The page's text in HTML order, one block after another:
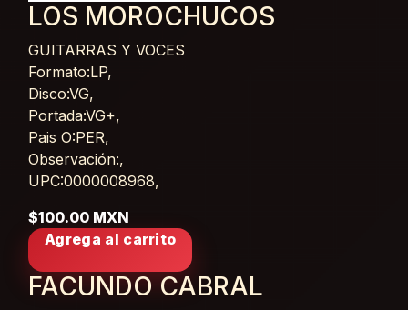
LOS MOROCHUCOS
GUITARRAS Y VOCES
Card List Article
Formato:LP,
Disco:VG,
Portada:VG+,
Pais O:PER,
Observación:,
UPC:0000008968,
$100.00 MXN
Agrega al carrito
FACUNDO CABRAL